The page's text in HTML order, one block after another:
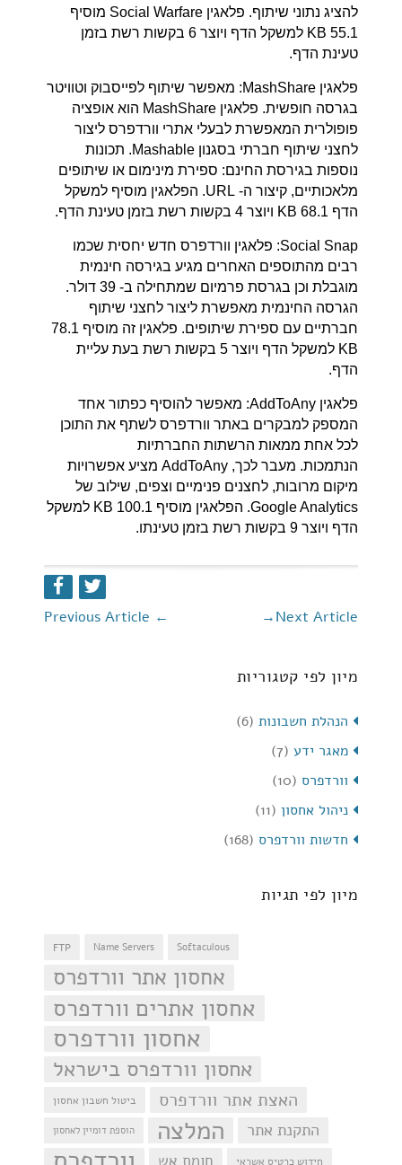
להציג נתוני שיתוף. פלאגין Social Warfare מוסיף
55.1 KB למשקל הדף ויוצר 6 בקשות רשת בזמן
טעינת הדף.
פלאגין MashShare: מאפשר שיתוף לפייסבוק וטוויטר
בגרסה חופשית. פלאגין MashShare הוא אופציה
פופולרית המאפשרת לבעלי אתרי וורדפרס ליצור
לחצני שיתוף חברתי בסגנון Mashable. תכונות
נוספות בגירסת החינם: ספירת מינימום או שיתופים
מלאכותיים, קיצור ה- URL. הפלאגין מוסיף למשקל
הדף 68.1 KB ויוצר 4 בקשות רשת בזמן טעינת הדף.
Social Snap: פלאגין וורדפרס חדש יחסית שכמו
רבים מהתוספים האחרים מגיע בגירסה חינמית
מוגבלת וכן בגרסת פרמיום שמתחילה ב- 39 דולר.
הגרסה החינמית מאפשרת ליצור לחצני שיתוף
חברתיים עם ספירת שיתופים. פלאגין זה מוסיף 78.1
KB למשקל הדף ויוצר 5 בקשות רשת בעת עליית
הדף.
פלאגין AddToAny: מאפשר
להוסיף כפתור אחד
המספק למבקרים באתר וורדפרס לשתף את התוכן
לכל אחת ממאות הרשתות החברתיות
הנתמכות.
מעבר לכך, AddToAny מציע אפשרויות
מיקום מרובות, לחצנים פנימיים וצפים, שילוב של
Google Analytics. הפלאגין מוסיף 100.1 KB למשקל
הדף ויוצר 9 בקשות רשת בזמן טעינתו.
← Next Article
→
מיון לפי קטגוריות
הנהלת חשבונות (6)
מאגר ידע (7)
וורדפרס (10)
ניהול אחסון (11)
חדשות וורדפרס (168)
מיון לפי תגיות
FTP Name Servers Softaculous
אחסון אתר וורדפרס
אחסון אתרים וורדפרס
אחסון וורדפרס
אחסון וורדפרס בישראל
ביטול חשבון אחסון האצת אתר וורדפרס
הוספת דומיין לאחסון המלצה התקנת אתר
חידוש כרטיס אשראי